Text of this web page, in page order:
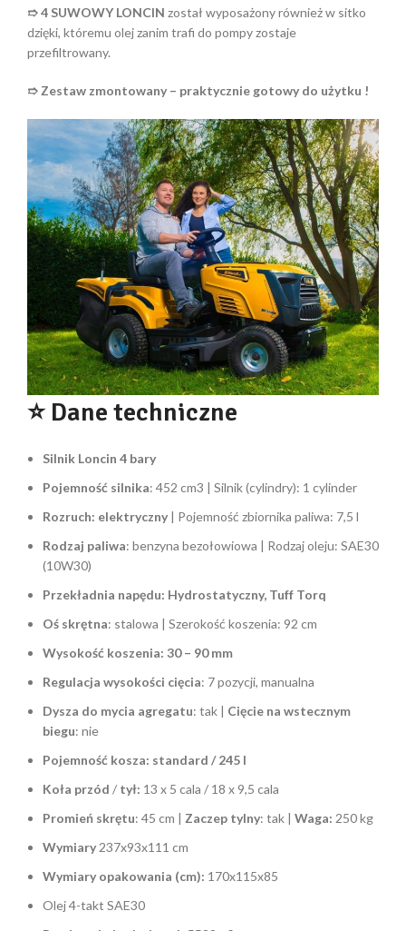
➱ 4 SUWOWY LONCIN został wyposażony również w sitko
dzięki, któremu olej zanim trafi do pompy zostaje
przefiltrowany.
➱ Zestaw zmontowany – praktycznie gotowy do użytku !
⭐ Dane techniczne
Silnik Loncin 4 bary
Pojemność silnika: 452 cm3 | Silnik (cylindry): 1 cylinder
Rozruch: elektryczny | Pojemność zbiornika paliwa: 7,5 l
Rodzaj paliwa: benzyna bezołowiowa | Rodzaj oleju: SAE30
(10W30)
Przekładnia napędu: Hydrostatyczny, Tuff Torq
Oś skrętna: stalowa | Szerokość koszenia: 92 cm
Wysokość koszenia: 30 – 90 mm
Regulacja wysokości cięcia: 7 pozycji, manualna
Dysza do mycia agregatu: tak | Cięcie na wstecznym
biegu: nie
Pojemność kosza: standard / 245 l
Koła przód / tył: 13 x 5 cala / 18 x 9,5 cala
Promień skrętu: 45 cm | Zaczep tylny: tak | Waga: 250 kg
Wymiary 237x93x111 cm
Wymiary opakowania (cm): 170x115x85
Olej 4-takt SAE30